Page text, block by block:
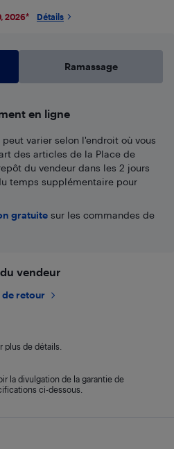
2026* Détails
Ramassage
en ligne
varier selon l'endroit où vous
des articles de la Place de
du vendeur dans les 2 jours
temps supplémentaire pour
gratuite sur les commandes de
vendeur
retour
plus de détails.
la divulgation de la garantie de
ci-dessous.